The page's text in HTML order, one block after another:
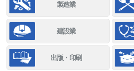
製造業
建設業
出版・印刷